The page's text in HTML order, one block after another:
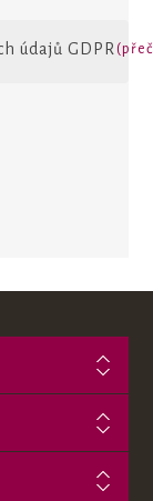
údajů GDPR